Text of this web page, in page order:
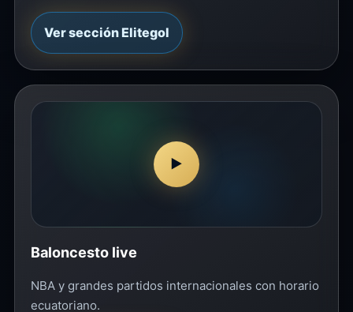
Ver sección Elitegol
▶
Baloncesto live
NBA y grandes partidos internacionales con horario
ecuatoriano.